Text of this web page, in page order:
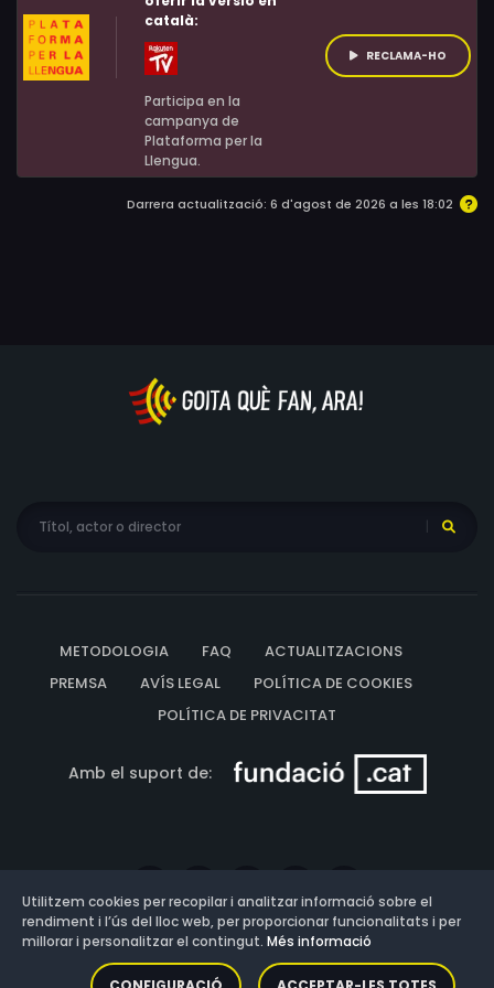
català:
Participa en la
campanya de
Plataforma per la
Llengua.
RECLAMA-HO
Darrera actualització: 6 d'agost de 2026 a les 18:02
METODOLOGIA FAQ
ACTUALITZACIONS
PREMSA
AVÍS LEGAL
POLÍTICA DE COOKIES
POLÍTICA DE PRIVACITAT
Amb el suport de:
Versió: 3.13.0.202607011342
Utilitzem cookies per recopilar i analitzar informació sobre el
rendiment i l’ús del lloc web, per proporcionar funcionalitats i per
millorar i personalitzar el contingut. Més informació